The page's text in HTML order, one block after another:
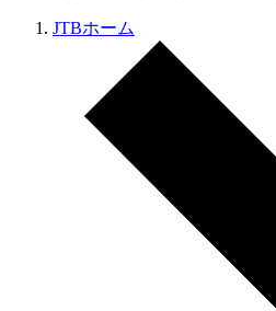
JTBホーム